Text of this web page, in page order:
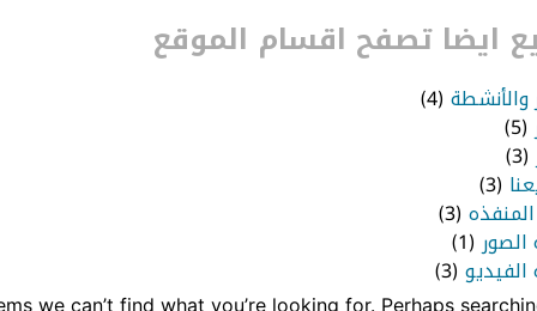
ايضا تصفح اقسام الموقع
والأنشطة (4)
(5)
(3)
(3)
المنفذه (3)
الصور (1)
(3)